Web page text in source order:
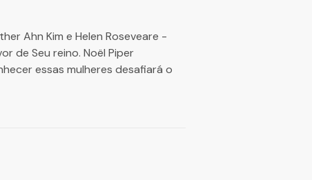
Ahn Kim e Helen Roseveare -
de Seu reino. Noël Piper
essas mulheres desafiará o